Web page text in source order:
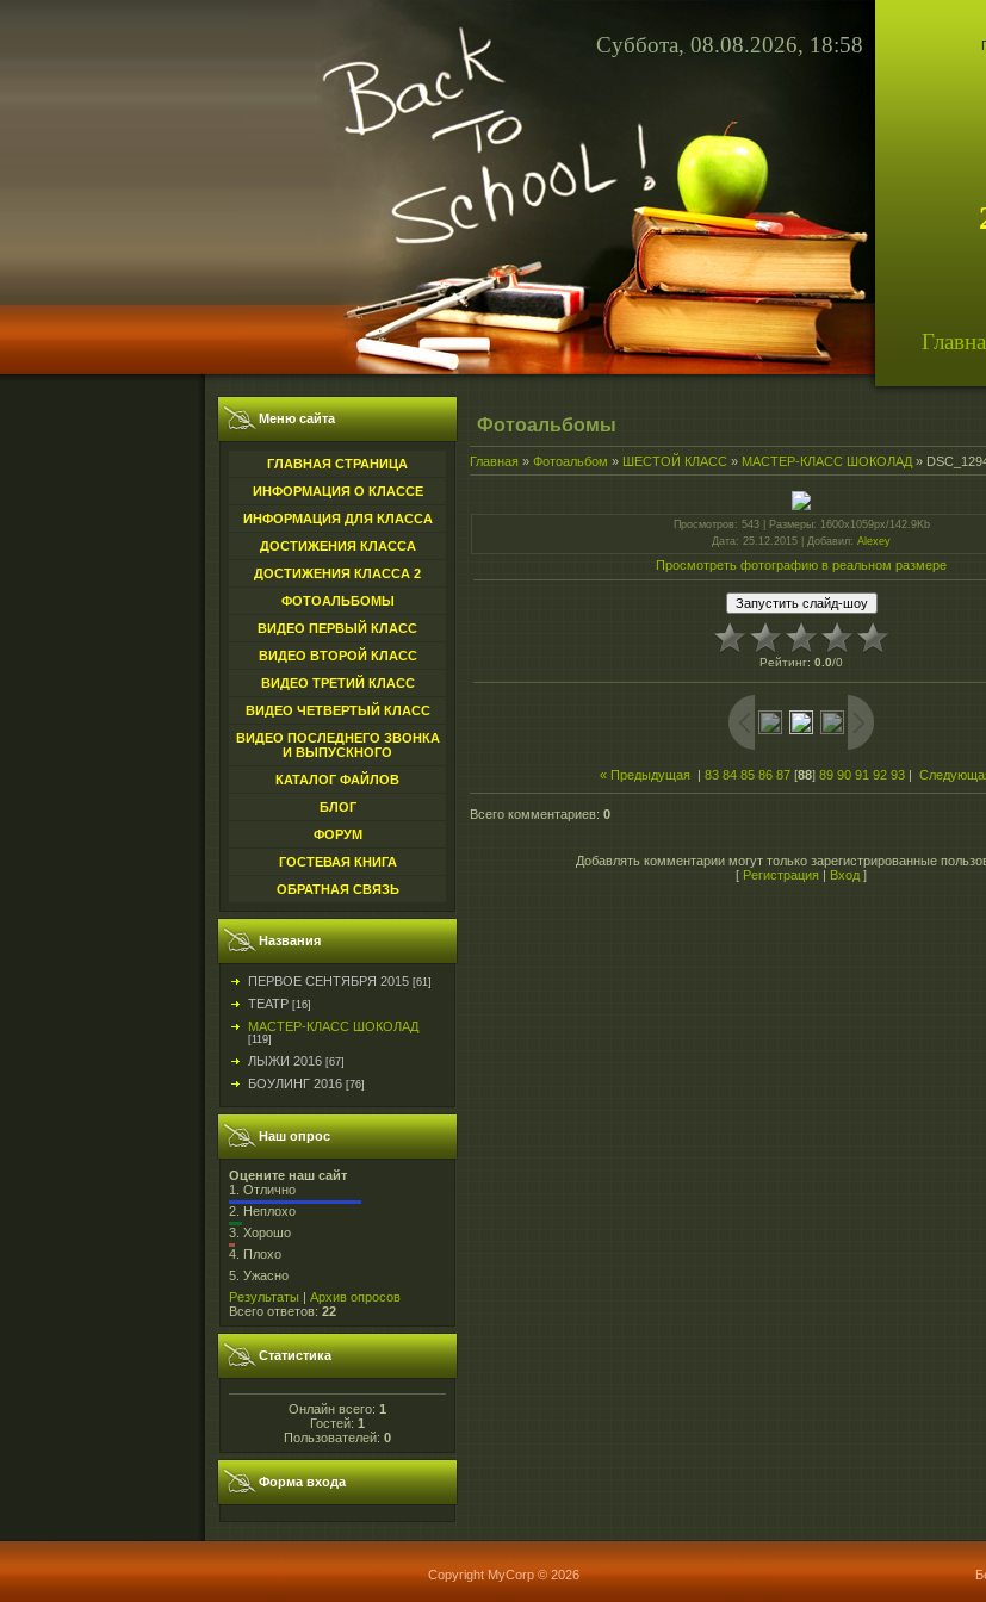
Суббота, 08.08.2026, 18:58
Меню сайта
ГЛАВНАЯ СТРАНИЦА
ИНФОРМАЦИЯ О КЛАССЕ
ИНФОРМАЦИЯ ДЛЯ КЛАССА
ДОСТИЖЕНИЯ КЛАССА
ДОСТИЖЕНИЯ КЛАССА 2
ФОТОАЛЬБОМЫ
ВИДЕО ПЕРВЫЙ КЛАСС
ВИДЕО ВТОРОЙ КЛАСС
ВИДЕО ТРЕТИЙ КЛАСС
ВИДЕО ЧЕТВЕРТЫЙ КЛАСС
ВИДЕО ПОСЛЕДНЕГО ЗВОНКА
И ВЫПУСКНОГО
КАТАЛОГ ФАЙЛОВ
БЛОГ
ФОРУМ
ГОСТЕВАЯ КНИГА
ОБРАТНАЯ СВЯЗЬ
Названия
ПЕРВОЕ СЕНТЯБРЯ 2015 [61]
ТЕАТР [16]
МАСТЕР-КЛАСС ШОКОЛАД
[119]
ЛЫЖИ 2016 [67]
БОУЛИНГ 2016 [76]
Наш опрос
Оцените наш сайт
1. Отлично
2. Неплохо
3. Хорошо
4. Плохо
5. Ужасно
Результаты | Архив опросов
Всего ответов: 22
Статистика
Онлайн всего: 1
Гостей: 1
Пользователей: 0
Форма входа
Фотоальбомы
Главная » Фотоальбом » ШЕСТОЙ КЛАСС » МАСТЕР-КЛАСС ШОКОЛАД »
Просмотров: 543 | Размеры: 1600x1059px/142.9Kb
Дата: 25.12.2015 | Добавил: Alexey
Просмотреть фотографию в реальном размере
Рейтинг: 0.0/0
« Предыдущая 83 84 85 86 87 [88] 89 90 91 92 93
Всего комментариев: 0
Добавлять комментарии могут только зарегистрированные
[ Регистрация | Вход ]
Copyright MyCorp © 2026